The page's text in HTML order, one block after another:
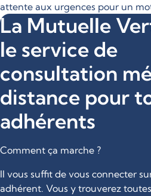
attente aux urgences pour un
La Mutuelle
le service de
consultation
distance pour
adhérents
Comment ça marche ?
Il vous suffit de vous connecter
adhérent. Vous y trouverez